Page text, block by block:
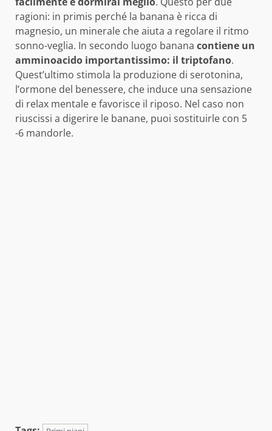
ragioni: in primis perché la banana è ricca di
magnesio, un minerale che aiuta a regolare il ritmo
sonno-veglia. In secondo luogo banana contiene un
amminoacido importantissimo: il triptofano.
Quest’ultimo stimola la produzione di serotonina,
l’ormone del benessere, che induce una sensazione
di relax mentale e favorisce il riposo. Nel caso non
riuscissi a digerire le banane, puoi sostituirle con 5
-6 mandorle.